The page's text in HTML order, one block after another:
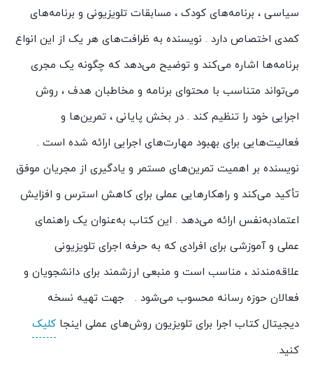
سیاسی ، برنامه‌های کودک ، مسابقات تلویزیونی و برنامه‌های
کمدی اختصاص دارد . نویسنده به ظرافت‌های هر یک از این انواع
برنامه‌ها اشاره می‌کند و توضیح می‌دهد که چگونه یک مجری
می‌تواند متناسب با محتوای برنامه و مخاطبان هدف ، روش
اجرایی خود را تنظیم کند . در بخش پایانی ، تمرین‌ها و
فعالیت‌هایی برای بهبود مهارت‌های اجرایی ارائه شده‌ است .
نویسنده بر اهمیت تمرین‌های مستمر و یادگیری از مجریان موفق
تأکید می‌کند و راهکارهایی عملی برای کاهش استرس و افزایش
اعتمادبه‌نفس ارائه می‌دهد . این کتاب به‌عنوان یک راهنمای
عملی و آموزشی برای افرادی که به حرفه اجرای تلویزیونی
علاقه‌مندند ، مناسب است و منبعی ارزشمند برای دانشجویان و
فعالان حوزه رسانه محسوب می‌شود . جهت تهیه نسخه
دیجیتال کتاب اجرا برای تلویزیون روش‌های عملی اینجا کلیک
کنید.